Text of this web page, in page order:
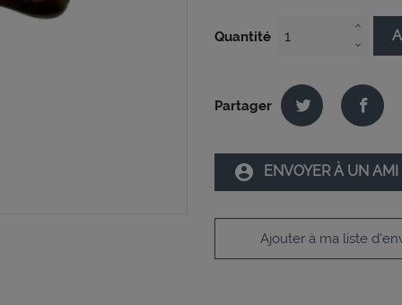
Quantité
Partager
account_circle ENVOYER À UN AMI